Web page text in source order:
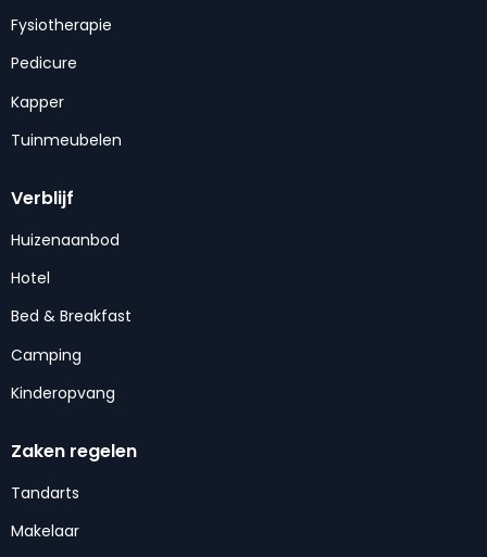
Fysiotherapie
Pedicure
Kapper
Tuinmeubelen
Verblijf
Huizenaanbod
Hotel
Bed & Breakfast
Camping
Kinderopvang
Zaken regelen
Tandarts
Makelaar